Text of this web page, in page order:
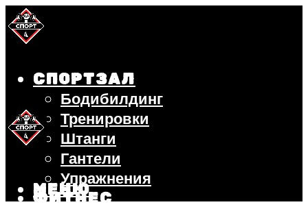
СПОРТЗАЛ
Бодибилдинг
Тренировки
Штанги
Гантели
Упражнения
ФИТНЕС
МЕНЮ